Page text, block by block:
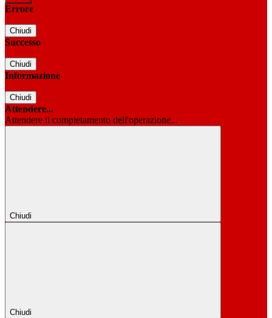
Errore
Chiudi
Successo
Chiudi
Informazione
Chiudi
Attendere...
Attendere il completamento dell'operazione...
Chiudi
Chiudi